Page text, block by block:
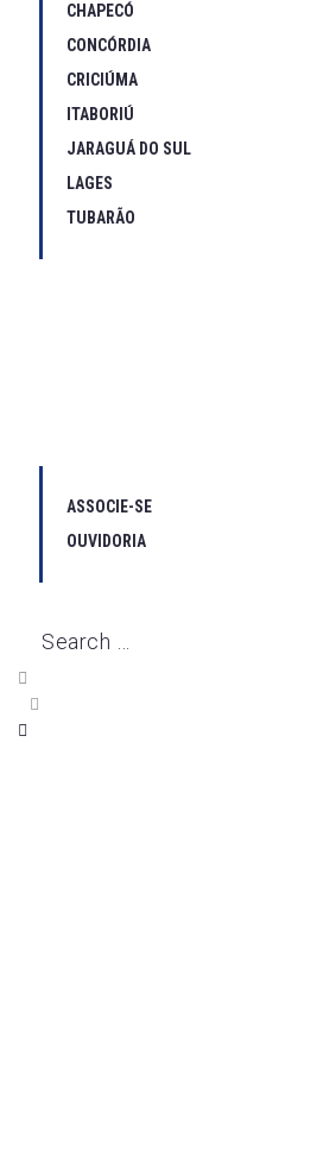
CHAPECÓ
CONCÓRDIA
CRICIÚMA
ITABORIÚ
JARAGUÁ DO SUL
LAGES
TUBARÃO
ASSOCIE-SE
OUVIDORIA